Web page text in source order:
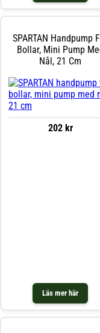
SPARTAN Handpump
Bollar, Mini Pump
Nål, 21 Cm
202 kr
Läs mer här